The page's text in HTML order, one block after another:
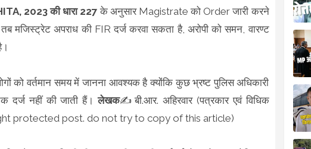
2023 की धारा 227के अनुसार Magistrate को Order जारी करने
तब मजिस्ट्रेट अपराध की FIR दर्ज करवा सकता है, अरोपी को समन, वारण्ट
को वर्तमान समय में जानना आवश्यक है क्योंकि कुछ भ्रष्ट पुलिस अधिकारी
दर्ज नहीं की जाती हैं।लेखक✍️बी.आर. अहिरवार (पत्रकार एवं विधिक
protected post. do not try to copy of this article)